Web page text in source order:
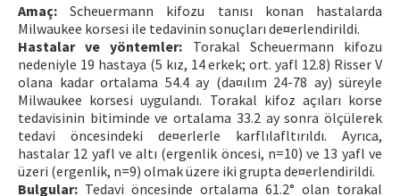
Amaç: Scheuermann kifozu tanısı konan hastalarda
Milwaukee korsesi ile tedavinin sonuçları de¤erlendirildi.
Hastalar ve yöntemler: Torakal Scheuermann kifozu
nedeniyle 19 hastaya (5 kız, 14 erkek; ort. yafl 12.8) Risser V
olana kadar ortalama 54.4 ay (da¤ılım 24-78 ay) süreyle
Milwaukee korsesi uygulandı. Torakal kifoz açıları korse
tedavisinin bitiminde ve ortalama 33.2 ay sonra ölçülerek
tedavi öncesindeki de¤erlerle karflılafltırıldı. Ayrıca,
hastalar 12 yafl ve altı (ergenlik öncesi, n=10) ve 13 yafl ve
üzeri (ergenlik, n=9) olmak üzere iki grupta de¤erlendirildi.
Bulgular: Tedavi öncesinde ortalama 61.2° olan torakal